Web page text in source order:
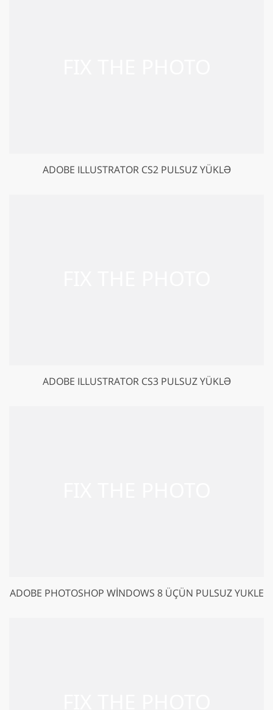
ADOBE ILLUSTRATOR CS2 PULSUZ YÜKLƏ
ADOBE ILLUSTRATOR CS3 PULSUZ YÜKLƏ
ADOBE PHOTOSHOP WINDOWS 8 ÜÇÜN PULSUZ YUKLE